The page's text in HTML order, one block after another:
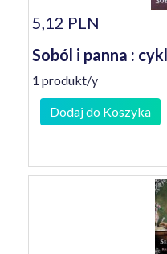
5,12 PLN
Soból i panna :
1 produkt/y
Dodaj do Koszyka